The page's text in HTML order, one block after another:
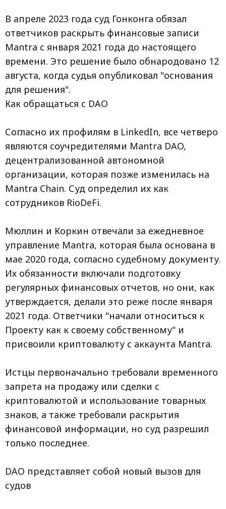
В апреле 2023 года суд Гонконга обязал
ответчиков раскрыть финансовые записи
Mantra с января 2021 года до настоящего
времени. Это решение было обнародовано 12
августа, когда судья опубликовал "основания
для решения".
Как обращаться с DAO
Согласно их профилям в LinkedIn, все четверо
являются соучредителями Mantra DAO,
децентрализованной автономной
организации, которая позже изменилась на
Mantra Chain. Суд определил их как
сотрудников RioDeFi.
Мюллин и Коркин отвечали за ежедневное
управление Mantra, которая была основана в
мае 2020 года, согласно судебному документу.
Их обязанности включали подготовку
регулярных финансовых отчетов, но они, как
утверждается, делали это реже после января
2021 года. Ответчики "начали относиться к
Проекту как к своему собственному" и
присвоили криптовалюту с аккаунта Mantra.
Истцы первоначально требовали временного
запрета на продажу или сделки с
криптовалютой и использование товарных
знаков, а также требовали раскрытия
финансовой информации, но суд разрешил
только последнее.
DAO представляет собой новый вызов для
судов